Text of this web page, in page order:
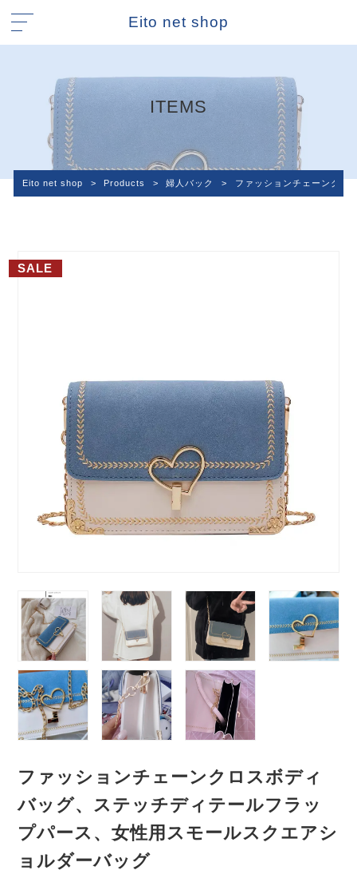
Eito net shop
ITEMS
Eito net shop > Products > 婦人バック > ファッションチェーンクロ
SALE
ファッションチェーンクロスボディ
バッグ、ステッチディテールフラッ
プパース、女性用スモールスクエアシ
ョルダーバッグ